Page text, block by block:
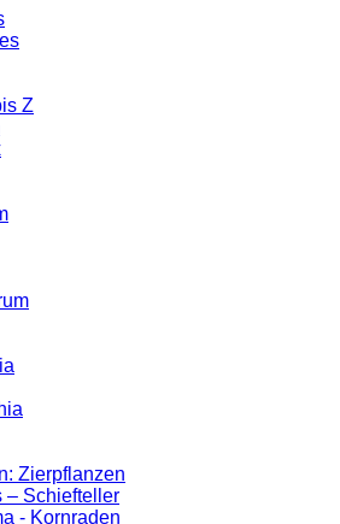
Z
Zierpflanzen
– Schiefteller
- Kornraden